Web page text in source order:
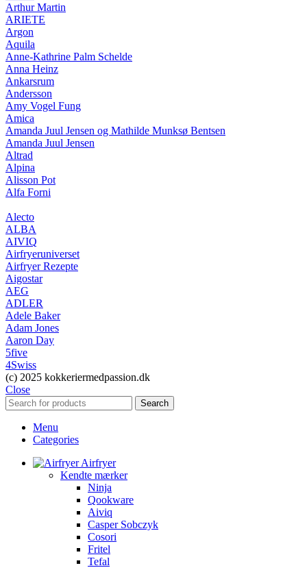
Arthur Martin
ARIETE
Argon
Aquila
Anne-Kathrine Palm Schelde
Anna Heinz
Ankarsrum
Andersson
Amy Vogel Fung
Amica
Amanda Juul Jensen og Mathilde Munksø Bentsen
Amanda Juul Jensen
Altrad
Alpina
Alisson Pot
Alfa Forni
Alecto
ALBA
AIVIQ
Airfryeruniverset
Airfryer Rezepte
Aigostar
AEG
ADLER
Adele Baker
Adam Jones
Aaron Day
5five
4Swiss
(c) 2025 kokkeriermedpassion.dk
Close
Search
Menu
Categories
Airfryer
Kendte mærker
Ninja
Qookware
Aiviq
Casper Sobczyk
Cosori
Fritel
Tefal